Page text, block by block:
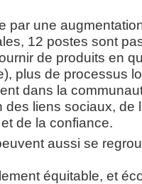
par une
12 postes sont
de produits en
plus de processus
dans la
des liens sociaux, de
de la confiance.
aussi se
équitable, et